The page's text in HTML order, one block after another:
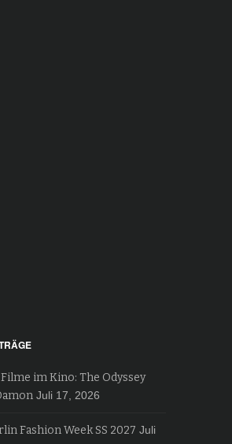
im Kino: The Odyssey
Juli 17, 2026
Fashion Week SS 2027 Juli